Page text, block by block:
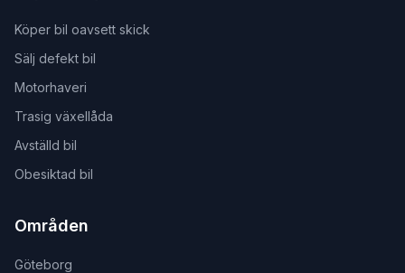
Köper bil oavsett skick
Sälj defekt bil
Motorhaveri
Trasig växellåda
Avställd bil
Obesiktad bil
Områden
Göteborg